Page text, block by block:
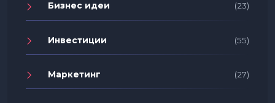
Бизнес идеи (23)
Инвестиции (55)
Маркетинг (27)